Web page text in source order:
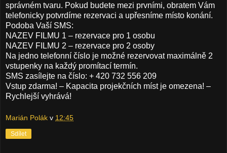
správném tvaru. Pokud budete mezi prvními, obratem Vám
telefonicky potvrdíme rezervaci a upřesníme místo konání.
Podoba Vaší SMS:
NAZEV FILMU 1 – rezervace pro 1 osobu
NAZEV FILMU 2 – rezervace pro 2 osoby
Na jedno telefonní číslo je možné rezervovat maximálně 2
vstupenky na každý promítací termín.
SMS zasílejte na číslo: + 420 732 556 209
Vstup zdarma! – Kapacita projekčních míst je omezena! –
Rychlejší vyhrává!
Marián Polák v 12:45
Sdílet